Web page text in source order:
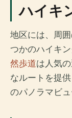
ハイキ
地区には、周
つかのハイキン
然歩道は人気
なルートを提
のパノラマビ